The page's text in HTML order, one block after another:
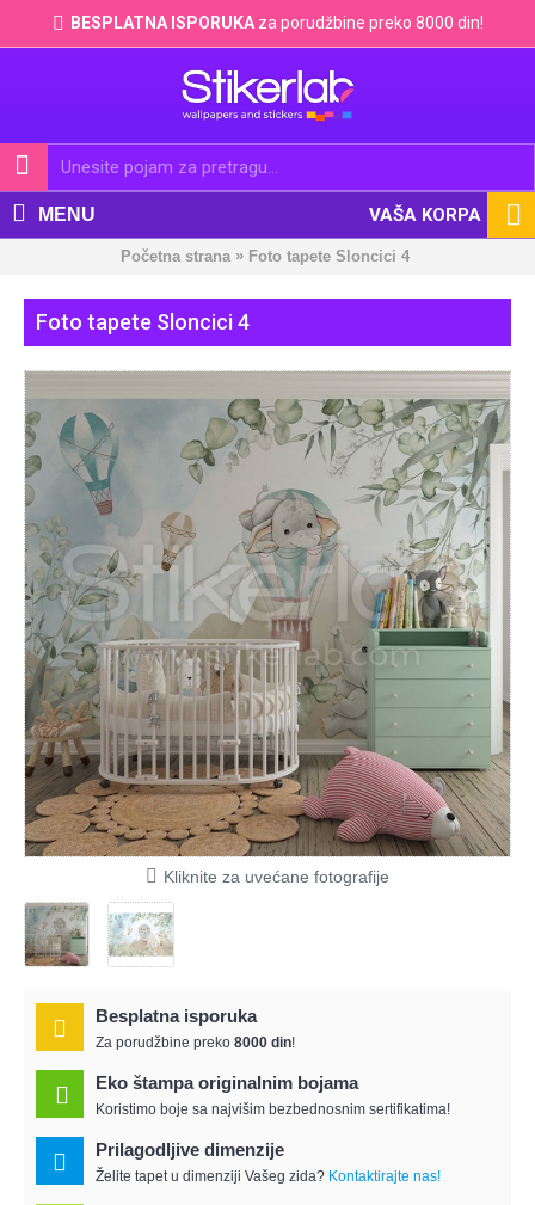
BESPLATNA ISPORUKA za porudžbine preko 8000 din!
VAŠA KORPA
MENU
Početna strana» Foto tapete Sloncici 4
Foto tapete Sloncici 4
Kliknite za uvećane fotografije
Besplatna isporuka
Za porudžbine preko 8000 din!
Eko štampa originalnim bojama
Koristimo boje sa najvišim bezbednosnim sertifikatima!
Prilagodljive dimenzije
Želite tapet u dimenziji Vašeg zida? Kontaktirajte nas!